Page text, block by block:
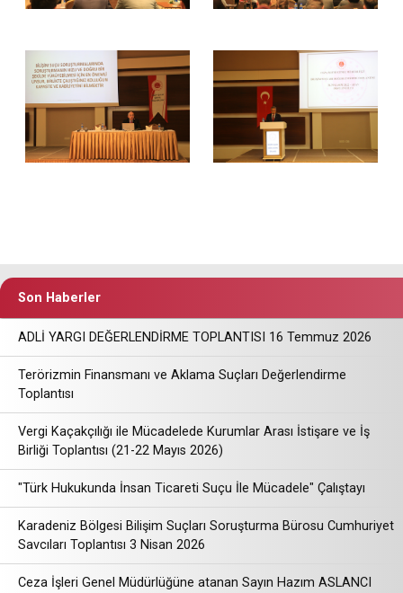
Son Haberler
ADLİ YARGI DEĞERLENDİRME TOPLANTISI 16 Temmuz 2026
Terörizmin Finansmanı ve Aklama Suçları Değerlendirme
Toplantısı
Vergi Kaçakçılığı ile Mücadelede Kurumlar Arası İstişare ve İş
Birliği Toplantısı (21-22 Mayıs 2026)
"Türk Hukukunda İnsan Ticareti Suçu İle Mücadele" Çalıştayı
Karadeniz Bölgesi Bilişim Suçları Soruşturma Bürosu Cumhuriyet
Savcıları Toplantısı 3 Nisan 2026
Ceza İşleri Genel Müdürlüğüne atanan Sayın Hazım ASLANCI